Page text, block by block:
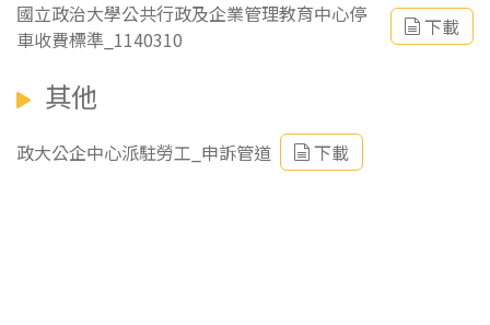
國立政治大學公共行政及企業管理教育中心停
車收費標準_1140310
下載
其他
政大公企中心派駐勞工_申訴管道 下載